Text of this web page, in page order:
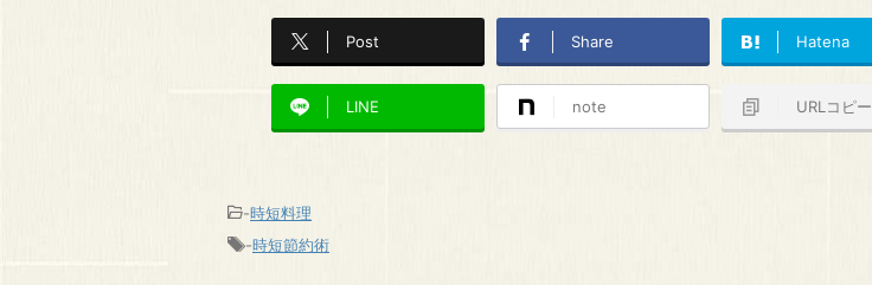
Post Share Hatena
LINE note URLコピー
-時短料理
-時短節約術